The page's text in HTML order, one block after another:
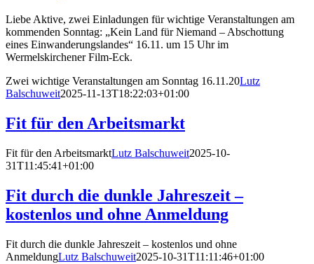
Liebe Aktive, zwei Einladungen für wichtige Veranstaltungen am
kommenden Sonntag: „Kein Land für Niemand – Abschottung
eines Einwanderungslandes“ 16.11. um 15 Uhr im
Wermelskirchener Film-Eck.
Zwei wichtige Veranstaltungen am Sonntag 16.11.20Lutz
Balschuweit2025-11-13T18:22:03+01:00
Fit für den Arbeitsmarkt
Fit für den ArbeitsmarktLutz Balschuweit2025-10-
31T11:45:41+01:00
Fit durch die dunkle Jahreszeit –
kostenlos und ohne Anmeldung
Fit durch die dunkle Jahreszeit – kostenlos und ohne
AnmeldungLutz Balschuweit2025-10-31T11:11:46+01:00